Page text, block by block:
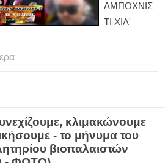
ΑΜΠΟΧΝΙΣ
ΤΙ ΧΙΛ'
κλιμακώνουμε
- το μήνυμα του
βιοπαλαιστών